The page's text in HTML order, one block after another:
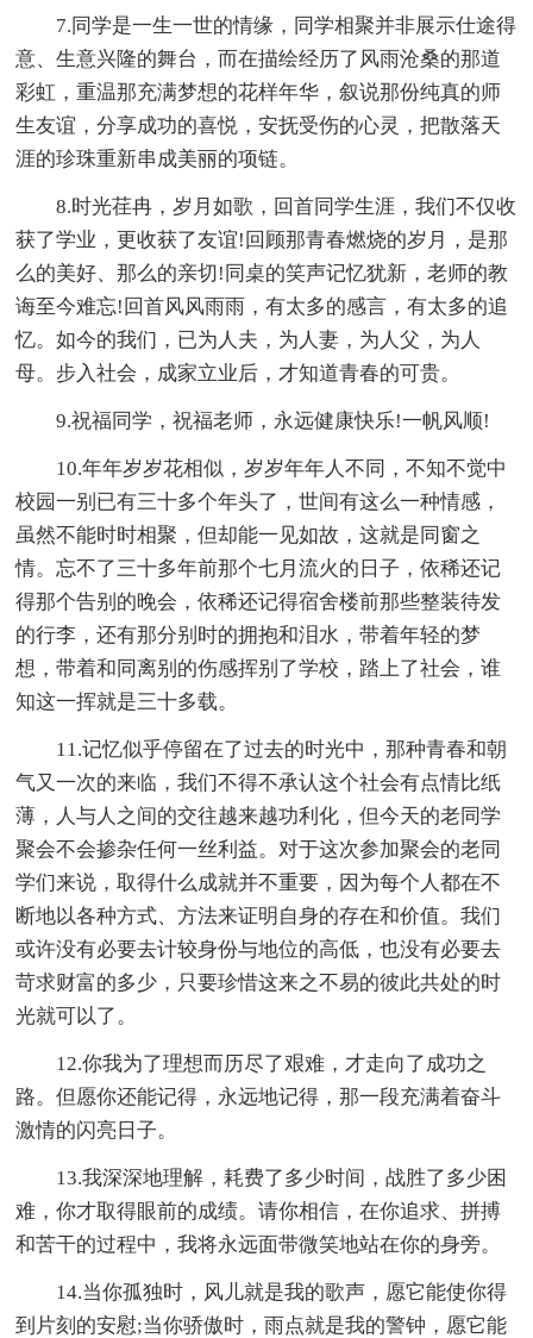
7.同学是一生一世的情缘，同学相聚并非展示仕途得
意、生意兴隆的舞台，而在描绘经历了风雨沧桑的那道
彩虹，重温那充满梦想的花样年华，叙说那份纯真的师
生友谊，分享成功的喜悦，安抚受伤的心灵，把散落天
涯的珍珠重新串成美丽的项链。
8.时光荏冉，岁月如歌，回首同学生涯，我们不仅收
获了学业，更收获了友谊!回顾那青春燃烧的岁月，是那
么的美好、那么的亲切!同桌的笑声记忆犹新，老师的教
诲至今难忘!回首风风雨雨，有太多的感言，有太多的追
忆。如今的我们，已为人夫，为人妻，为人父，为人
母。步入社会，成家立业后，才知道青春的可贵。
9.祝福同学，祝福老师，永远健康快乐!一帆风顺!
10.年年岁岁花相似，岁岁年年人不同，不知不觉中
校园一别已有三十多个年头了，世间有这么一种情感，
虽然不能时时相聚，但却能一见如故，这就是同窗之
情。忘不了三十多年前那个七月流火的日子，依稀还记
得那个告别的晚会，依稀还记得宿舍楼前那些整装待发
的行李，还有那分别时的拥抱和泪水，带着年轻的梦
想，带着和同离别的伤感挥别了学校，踏上了社会，谁
知这一挥就是三十多载。
11.记忆似乎停留在了过去的时光中，那种青春和朝
气又一次的来临，我们不得不承认这个社会有点情比纸
薄，人与人之间的交往越来越功利化，但今天的老同学
聚会不会掺杂任何一丝利益。对于这次参加聚会的老同
学们来说，取得什么成就并不重要，因为每个人都在不
断地以各种方式、方法来证明自身的存在和价值。我们
或许没有必要去计较身份与地位的高低，也没有必要去
苛求财富的多少，只要珍惜这来之不易的彼此共处的时
光就可以了。
12.你我为了理想而历尽了艰难，才走向了成功之
路。但愿你还能记得，永远地记得，那一段充满着奋斗
激情的闪亮日子。
13.我深深地理解，耗费了多少时间，战胜了多少困
难，你才取得眼前的成绩。请你相信，在你追求、拼搏
和苦干的过程中，我将永远面带微笑地站在你的身旁。
14.当你孤独时，风儿就是我的歌声，愿它能使你得
到片刻的安慰;当你骄傲时，雨点就是我的警钟，愿它能